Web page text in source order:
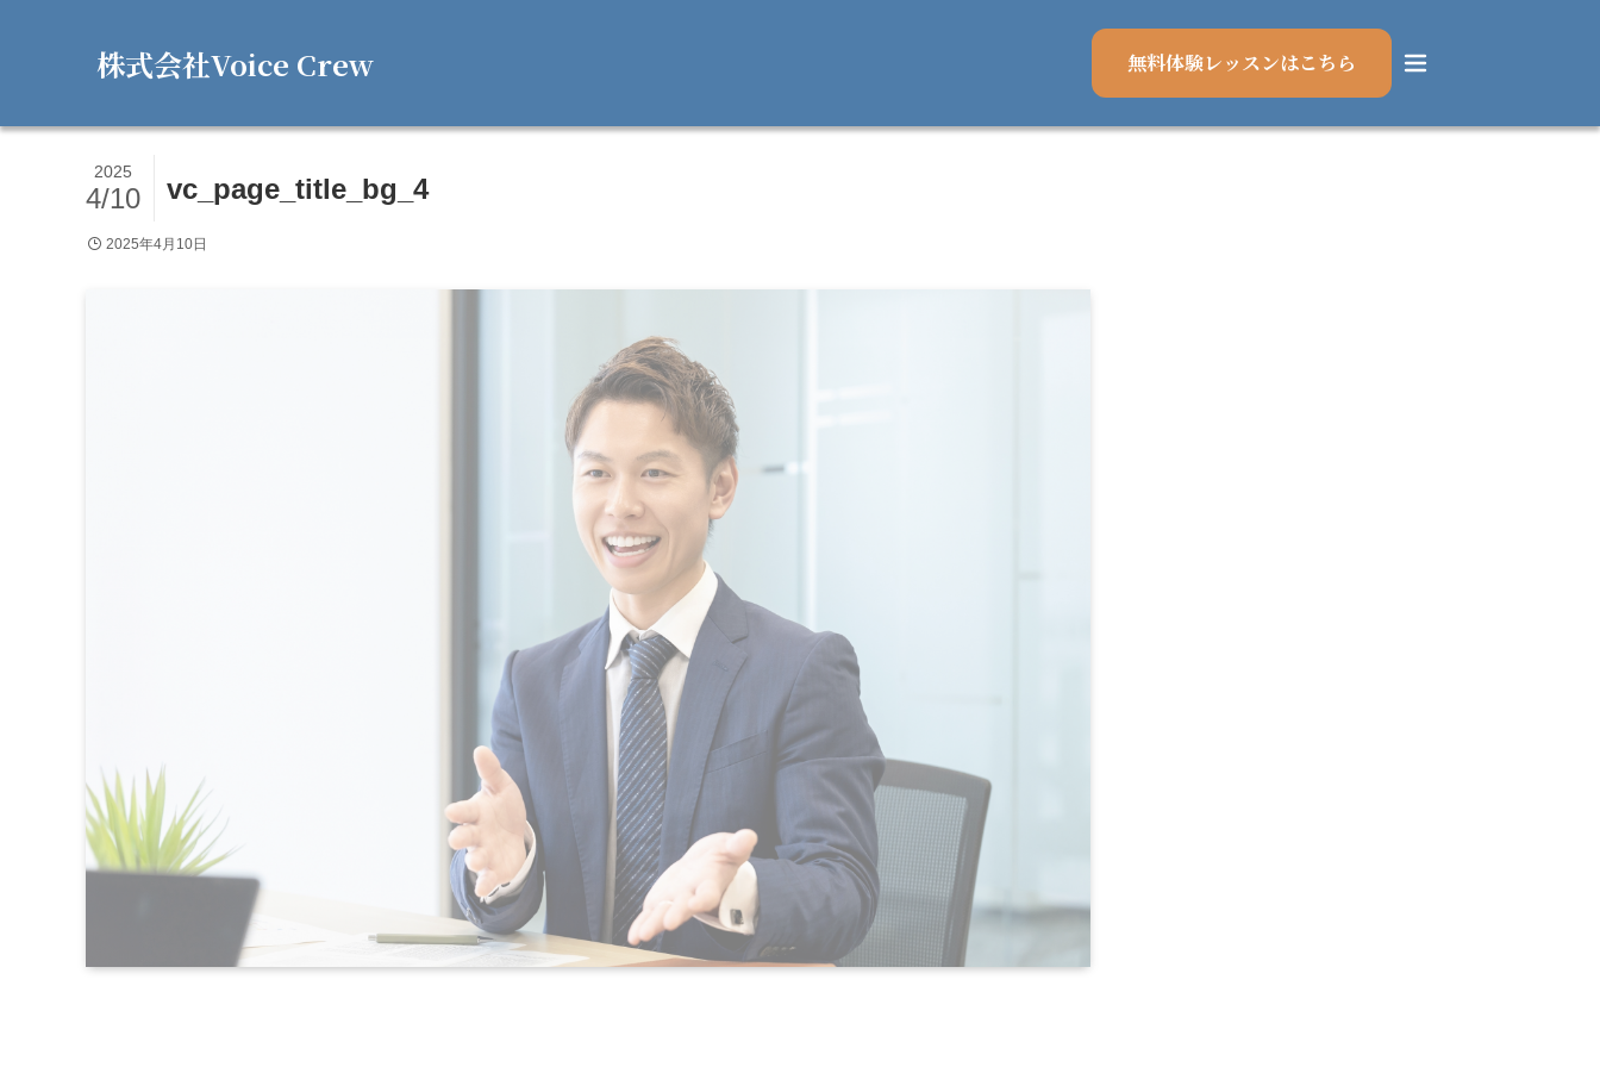
株式会社Voice Crew 無料体験レッスンはこちら
vc_page_title_bg_4
2025
4/10
2025年4月10日